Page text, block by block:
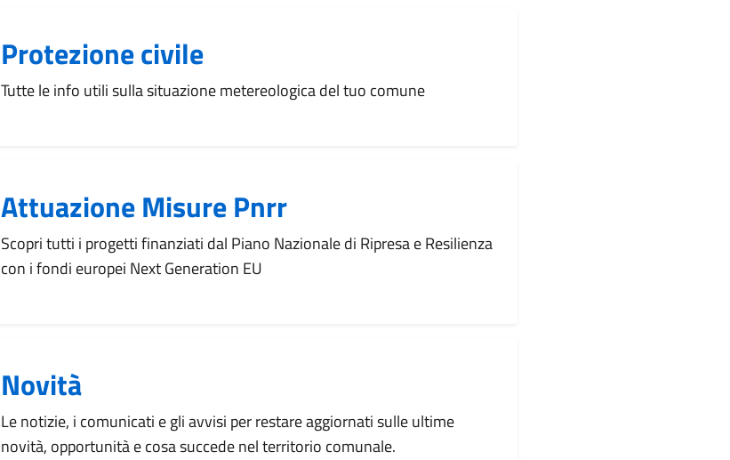
Protezione civile
Tutte le info utili sulla situazione metereologica del tuo comune
Attuazione Misure Pnrr
Scopri tutti i progetti finanziati dal Piano Nazionale di Ripresa e Resilienza
con i fondi europei Next Generation EU
Novità
Le notizie, i comunicati e gli avvisi per restare aggiornati sulle ultime
novità, opportunità e cosa succede nel territorio comunale.